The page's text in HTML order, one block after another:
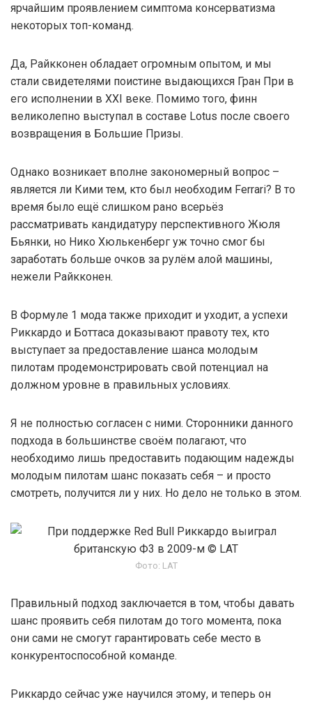
ярчайшим проявлением симптома консерватизма
некоторых топ-команд.
Да, Райкконен обладает огромным опытом, и мы
стали свидетелями поистине выдающихся Гран При в
его исполнении в XXI веке. Помимо того, финн
великолепно выступал в составе Lotus после своего
возвращения в Большие Призы.
Однако возникает вполне закономерный вопрос –
является ли Кими тем, кто был необходим Ferrari? В то
время было ещё слишком рано всерьёз
рассматривать кандидатуру перспективного Жюля
Бьянки, но Нико Хюлькенберг уж точно смог бы
заработать больше очков за рулём алой машины,
нежели Райкконен.
В Формуле 1 мода также приходит и уходит, а успехи
Риккардо и Боттаса доказывают правоту тех, кто
выступает за предоставление шанса молодым
пилотам продемонстрировать свой потенциал на
должном уровне в правильных условиях.
Я не полностью согласен с ними. Сторонники данного
подхода в большинстве своём полагают, что
необходимо лишь предоставить подающим надежды
молодым пилотам шанс показать себя – и просто
смотреть, получится ли у них. Но дело не только в этом.
Фото: LAT
Правильный подход заключается в том, чтобы давать
шанс проявить себя пилотам до того момента, пока
они сами не смогут гарантировать себе место в
конкурентоспособной команде.
Риккардо сейчас уже научился этому, и теперь он